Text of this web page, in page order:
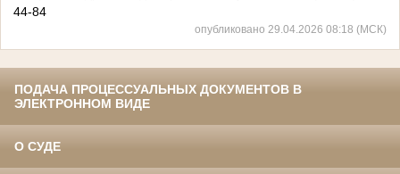
44-84
опубликовано 29.04.2026 08:18 (МСК)
ПОДАЧА ПРОЦЕССУАЛЬНЫХ ДОКУМЕНТОВ В
ЭЛЕКТРОННОМ ВИДЕ
О СУДЕ